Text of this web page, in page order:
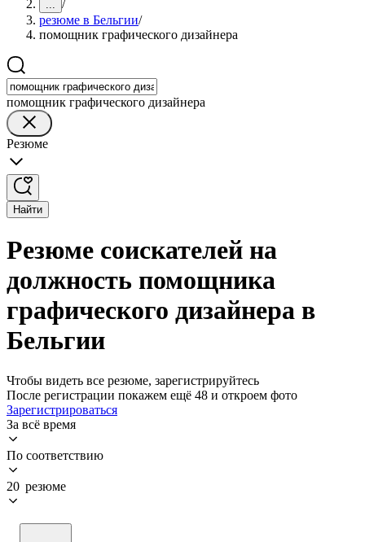
... /
резюме в Бельгии/
помощник графического дизайнера
помощник графического дизайнера
Резюме
Найти
Резюме соискателей на
должность помощника
графического дизайнера в
Бельгии
Чтобы видеть все резюме, зарегистрируйтесь
После регистрации покажем ещё 48 и откроем фото
Зарегистрироваться
За всё время
По соответствию
20 резюме